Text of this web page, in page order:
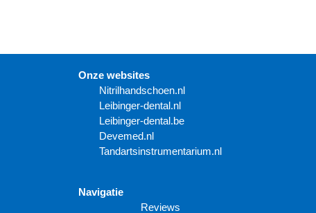
Onze websites
Nitrilhandschoen.nl
Leibinger-dental.nl
Leibinger-dental.be
Devemed.nl
Tandartsinstrumentarium.nl
Navigatie
Reviews